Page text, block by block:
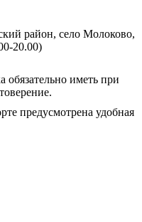
район, село Молоково,
20.00)
обязательно иметь при
предусмотрена удобная